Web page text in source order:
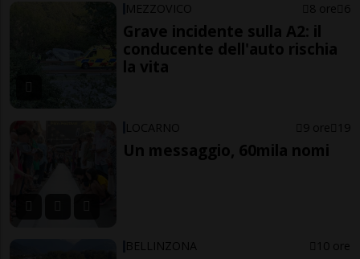
MEZZOVICO 8 ore 6
Grave incidente sulla A2: il
conducente dell'auto rischia
la vita
LOCARNO 9 ore 19
Un messaggio, 60mila nomi
BELLINZONA 10 ore